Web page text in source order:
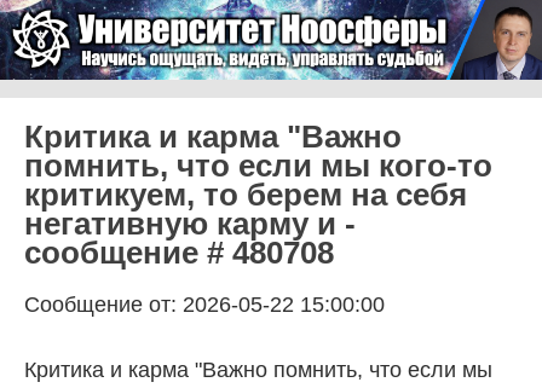
Университет Ноосферы
Критика и карма "Важно
помнить, что если мы кого-то
критикуем, то берем на себя
негативную карму и -
сообщение # 480708
Сообщение от: 2026-05-22 15:00:00
Критика и карма "Важно помнить, что если мы